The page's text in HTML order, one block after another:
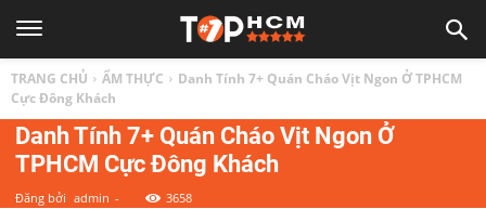
1
HCM
TRANG CHỦ ẨM THỰC
Danh Tính 7+ Quán Cháo Vịt Ngon Ở TPHCM
Cực Đông Khách
Danh Tính 7+ Quán Cháo Vịt Ngon Ở
TPHCM Cực Đông Khách
Đăng bởi admin - 3658